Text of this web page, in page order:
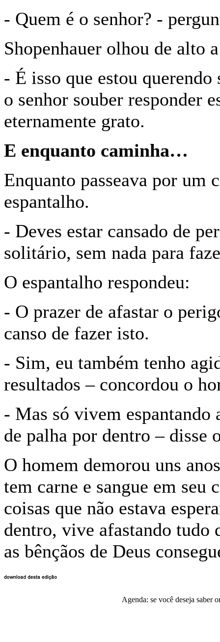
- Quem é o senhor? -
Shopenhauer olhou de alto
- É isso que estou
o senhor souber responder
eternamente grato.
E enquanto caminha…
Enquanto passeava por um
espantalho.
- Deves estar cansado de
solitário, sem nada para
O espantalho respondeu:
- O prazer de afastar o
canso de fazer isto.
- Sim, eu também tenho
resultados – concordou o
- Mas só vivem espantando
de palha por dentro – disse
O homem demorou uns
tem carne e sangue em seu
coisas que não estava
dentro, vive afastando tudo
as bênçãos de Deus
Agenda: se você deseja saber